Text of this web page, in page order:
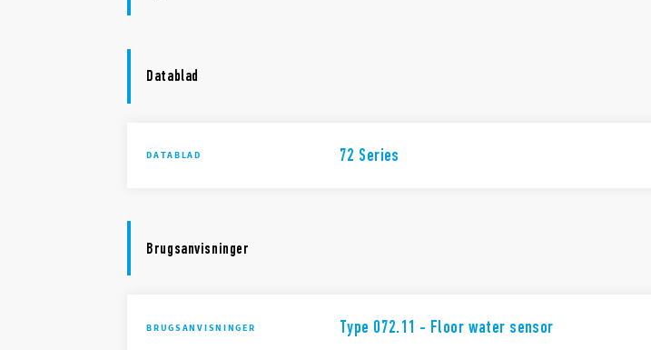
Datablad
DATABLAD 72 Series
Brugsanvisninger
BRUGSANVISNINGER Type 072.11 - Floor water sensor